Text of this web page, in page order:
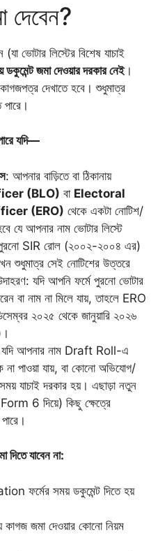
দেবেন?
ভোটার লিস্টের বিশেষ যাচাই
ডকুমেন্ট জমা দেওয়ার দরকার নেই।
দেখাতে হবে। শুধুমাত্র
পারে।
যদি—
: আপনার বাড়িতে বা ঠিকানায়
(BLO) বা Electoral
(ERO) থেকে একটা নোটিশ/
যে আপনার নাম ভোটার লিস্টে
SIR রোল (২০০২-২০০৪ এর)
শুধুমাত্র সেই নোটিশের উত্তরে
যদি আপনি ফর্মে পুরনো ভোটার
বা নাম না মিলে যায়, তাহলে ERO
২০২৫ থেকে জানুয়ারি ২০২৬
আপনার নাম Draft Roll-এ
পাওয়া যায়, বা কোনো অভিযোগ/
যাচাই দরকার হয়। এছাড়া নতুন
6 দিয়ে) কিছু ক্ষেত্রে
দিতে যাবেন না:
ফর্মের সময় ডকুমেন্ট দিতে হয়
কাগজ জমা দেওয়ার কোনো নিয়ম